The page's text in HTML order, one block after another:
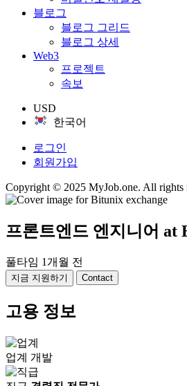
블로그
블로그 그리드
블로그 상세
Web3
프로젝트
속보
USD
한국어
로그인
회원가입
Copyright © 2025 MyJob.one. All rights
프론트엔드 엔지니어 at
풀타임 1개월 전
지금 지원하기 Contact
고용 정보
업계 개발